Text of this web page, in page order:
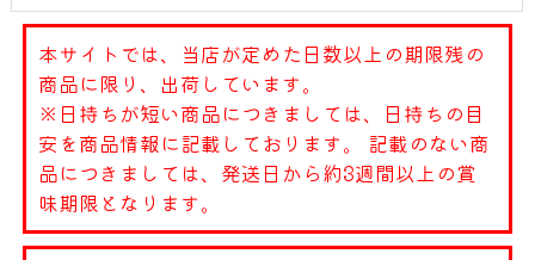
本サイトでは、当店が定めた日数以上の期限残の
商品に限り、出荷しています。
※日持ちが短い商品につきましては、日持ちの目
安を商品情報に記載しております。 記載のない商
品につきましては、発送日から約3週間以上の賞
味期限となります。